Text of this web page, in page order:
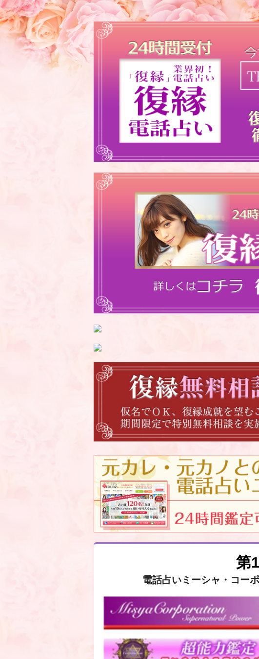
第
電話占いミーシャ・コー